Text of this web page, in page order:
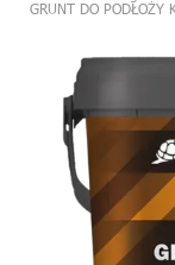
GRUNT DO PODŁOŻY